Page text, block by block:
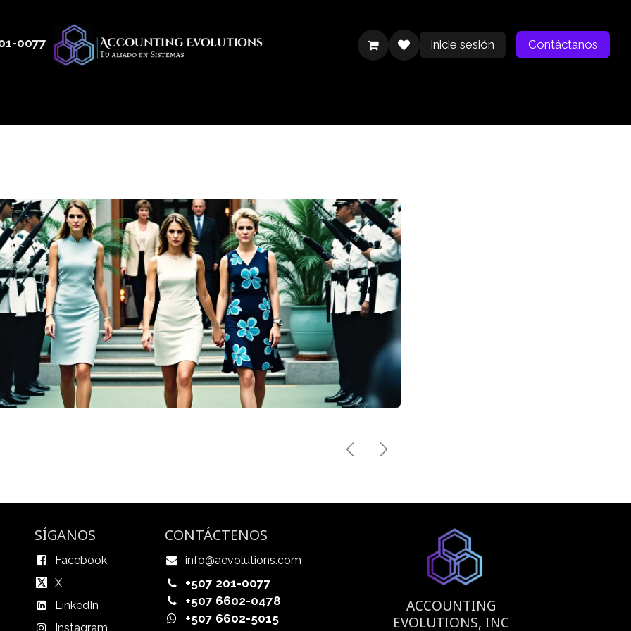
-0077 inicie sesión Contáctanos
PreviousNext
SÍGANOS
Facebook
X
LinkedIn
Instagram
CONTÁCTENOS
info@aevolutions.com
+507 201-0077
+507 6602-0478
+507 6602-5015
ACCOUNTING
EVOLUTIONS, INC